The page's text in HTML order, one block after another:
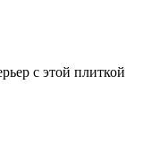
с этой плиткой